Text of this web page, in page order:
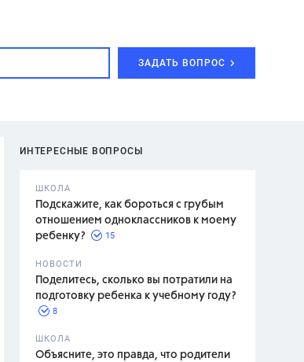
ЗАДАТЬ ВОПРОС
ИНТЕРЕСНЫЕ ВОПРОСЫ
ШКОЛА
Подскажите, как бороться с грубым
отношением одноклассников к моему
ребенку?
15
НОВОСТИ
Поделитесь, сколько вы потратили на
подготовку ребенка к учебному году?
8
ШКОЛА
Объясните, это правда, что родители